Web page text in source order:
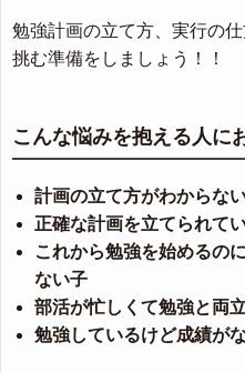
勉強計画の立て方、実行の
挑む準備をしましょう！！
こんな悩みを抱える人に
計画の立て方がわからな
正確な計画を立てられて
これから勉強を始めるの
ない子
部活が忙しくて勉強と両
勉強しているけど成績が